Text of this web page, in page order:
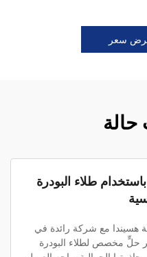
سعر
طلاء البودرة
مع شركة رائدة في
حلٍّ مخصص لطلاء البودرة